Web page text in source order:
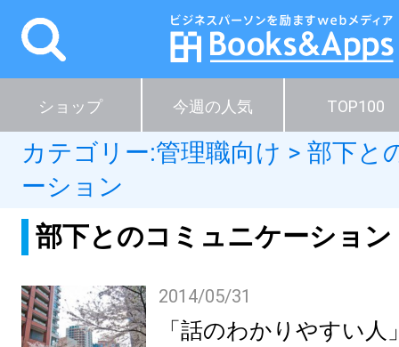
ショップ 今週の人気 TOP100
カテゴリー:管理職向け > 部下と
ーション
部下とのコミュニケーショ
2014/05/31
「話のわかりやすい